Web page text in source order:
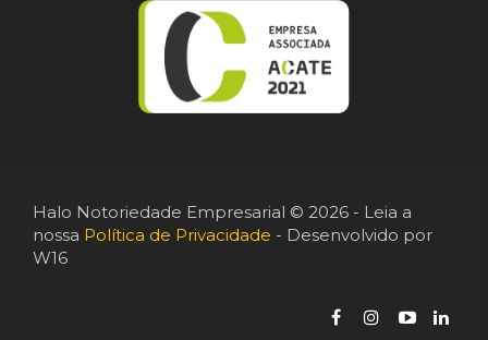
Halo Notoriedade Empresarial © 2026 - Leia a
nossa Política de Privacidade - Desenvolvido por
W16